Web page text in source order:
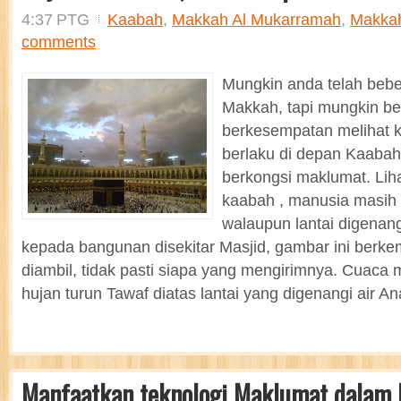
4:37 PTG Kaabah, Makkah Al Mukarramah,
comments
Mungkin anda telah
Makkah, tapi mungkin
berkesempatan melihat
berlaku di depan
berkongsi maklumat.
kaabah , manusia
walaupun lantai
kepada bangunan disekitar Masjid, gambar ini
diambil, tidak pasti siapa yang mengirimnya. Cuaca
hujan turun Tawaf diatas lantai yang digenangi air